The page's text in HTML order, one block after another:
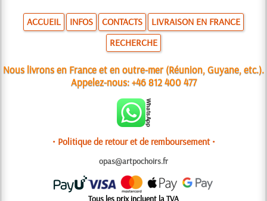
ACCUEIL INFOS CONTACTS
LIVRAISON EN FRANCE
RECHERCHE
Nous livrons en France et en outre-mer (Réunion, Guyane, etc.).
Appelez-nous:+46 812 400 477
• Politique de retour et de remboursement •
opas@artpochoirs.fr
Tous les prix incluent la TVA